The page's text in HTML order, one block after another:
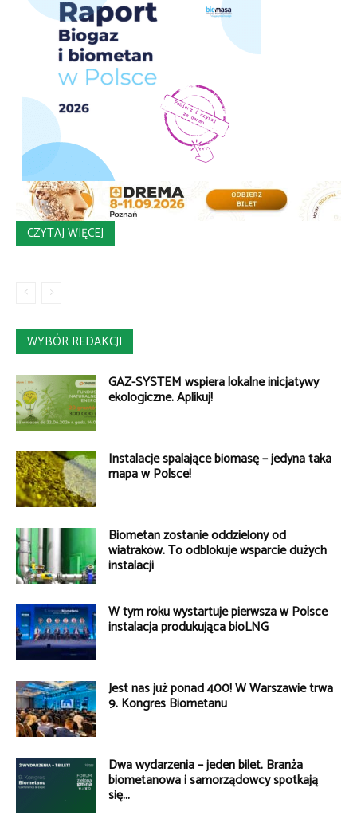
CZYTAJ WIĘCEJ
WYBÓR REDAKCJI
GAZ-SYSTEM wspiera lokalne inicjatywy
ekologiczne. Aplikuj!
Instalacje spalające biomasę – jedyna taka
mapa w Polsce!
Biometan zostanie oddzielony od
wiatraków. To odblokuje wsparcie dużych
instalacji
W tym roku wystartuje pierwsza w Polsce
instalacja produkująca bioLNG
Jest nas już ponad 400! W Warszawie trwa
9. Kongres Biometanu
Dwa wydarzenia – jeden bilet. Branża
biometanowa i samorządowcy spotkają
się...